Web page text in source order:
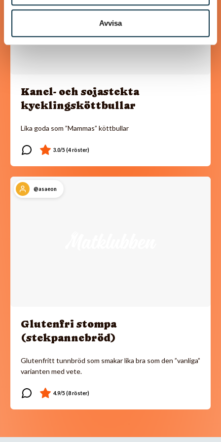
Avvisa
Kanel- och sojastekta
kycklingsköttbullar
Lika goda som ”Mammas” köttbullar
@asaeon
Glutenfri stompa
(stekpannebröd)
Glutenfritt tunnbröd som smakar lika bra som den ”vanliga”
varianten med vete.